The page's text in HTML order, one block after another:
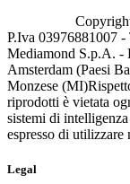
P.Iva 03976881007
Mediamond S.p.A. -
Amsterdam (Paesi
Monzese (MI)
riprodotti è vietata
sistemi di
espresso di utilizzare
Legal